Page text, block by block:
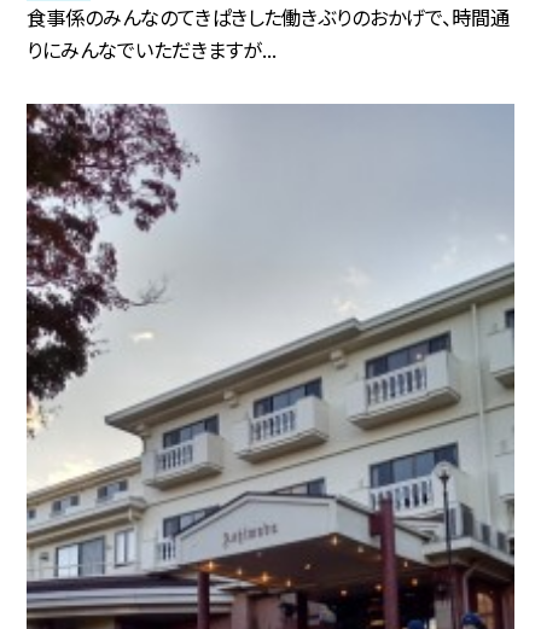
食事係のみんなのてきぱきした働きぶりのおかげで、時間通
りにみんなでいただきますが...